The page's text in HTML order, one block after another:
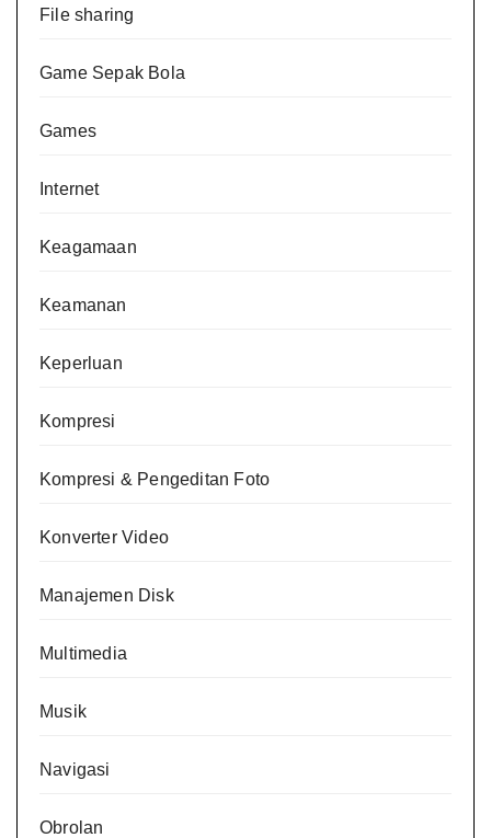
File sharing
Game Sepak Bola
Games
Internet
Keagamaan
Keamanan
Keperluan
Kompresi
Kompresi & Pengeditan Foto
Konverter Video
Manajemen Disk
Multimedia
Musik
Navigasi
Obrolan